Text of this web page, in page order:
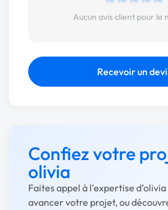
Aucun avis client pour le
Recevoir un
Confiez votre
olivia
Faites appel à l'expertise
avancer votre projet, ou